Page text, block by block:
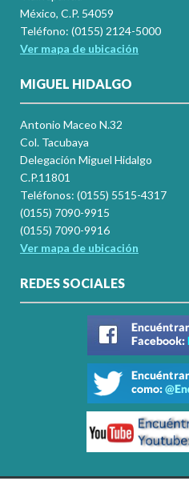
México, C.P. 54059
Teléfono: (0155) 2124-5000
Ver mapa de ubicación
MIGUEL HIDALGO
Antonio Maceo N.32
Col. Tacubaya
Delegación Miguel Hidalgo
C.P.11801
Teléfonos: (0155) 5515-4317
(0155) 7090-9915
(0155) 7090-9916
Ver mapa de ubicación
REDES SOCIALES